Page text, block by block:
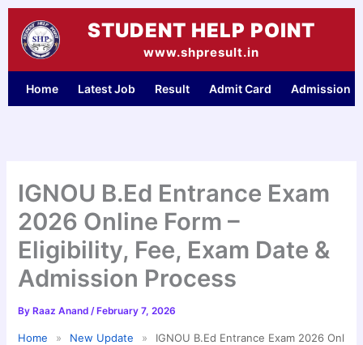
Skip
content
STUDENT HELP POINT
www.shpresult.in
Home Latest Job Result Admit Card Admission
IGNOU B.Ed Entrance Exam
2026 Online Form –
Eligibility, Fee, Exam Date &
Admission Process
By Raaz Anand/ February 7, 2026
Home » New Update » IGNOU B.Ed Entrance Exam 2026